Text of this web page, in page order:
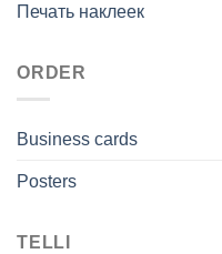
Печать наклеек
ORDER
Business cards
Posters
TELLI